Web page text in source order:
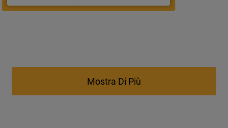
Mostra Di Più